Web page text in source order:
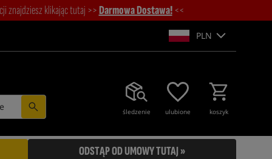
znajdziesz klikając tutaj >>Darmowa Dostawa! <<
PLN
śledzenie ulubione koszyk
ODSTĄP OD UMOWY TUTAJ »